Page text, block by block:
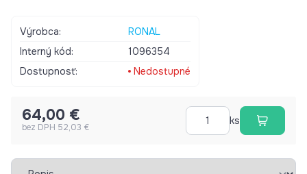
Výrobca:
RONAL
Interný kód:
1096354
Dostupnosť:
Nedostupné
64,00 €
bez DPH 52,03 €
ks
Vybrať záložku